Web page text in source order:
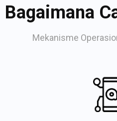
Bagaimana
Mekanisme